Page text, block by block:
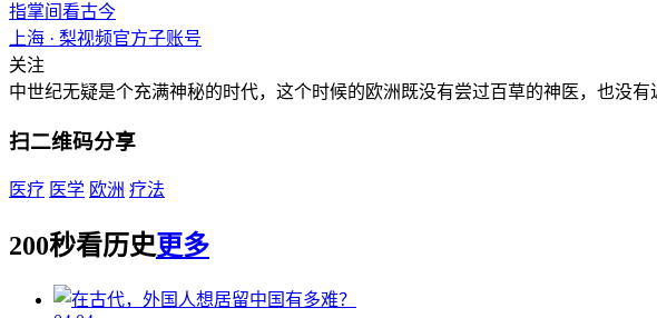
指掌间看古今
上海 · 梨视频官方子账号
关注
中世纪无疑是个充满神秘的时代，这个时候的欧洲既没有尝过百草的神医，也没
扫二维码分享
医疗 医学 欧洲 疗法
200秒看历史更多